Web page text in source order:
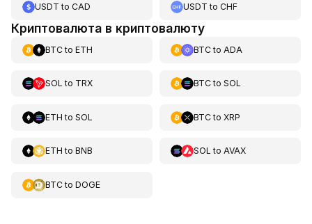
USDT to CAD USDT toCHF
Криптовалюта в криптовалюту
BTCto ETH BTCto ADA
SOL to TRX BTCto SOL
ETH to SOL BTCto XRP
ETH to BNB SOL to AVAX
BTCto DOGE